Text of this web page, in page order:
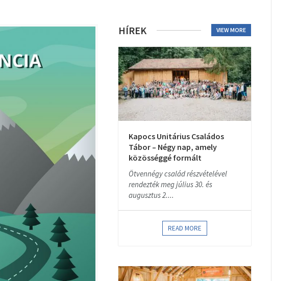
HÍREK VIEW MORE
Kapocs Unitárius Családos
Tábor – Négy nap, amely
közösséggé formált
Ötvennégy család részvételével
rendezték meg július 30. és
augusztus 2....
READ MORE